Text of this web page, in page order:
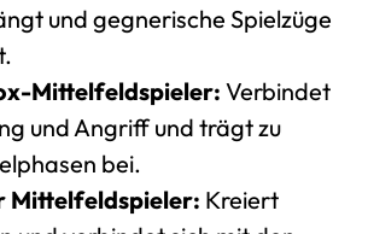
und gegnerische Spielzüge
Mittelfeldspieler: Verbindet
und Angriff und trägt zu
bei.
Mittelfeldspieler: Kreiert